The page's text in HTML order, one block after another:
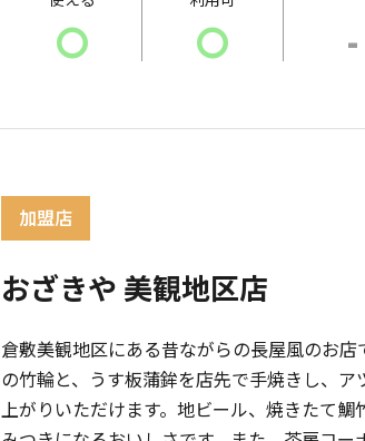
〇 〇 -
おざきや 美観地区店
倉敷美観地区にある昔ながらの長屋風のお店
の竹輪と、うす板蒲鉾を店先で手焼きし、ア
上がりいただけます。地ビール、焼きたて